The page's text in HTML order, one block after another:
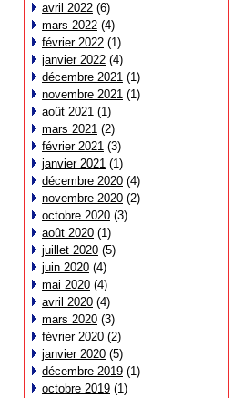
avril 2022 (6)
mars 2022 (4)
février 2022 (1)
janvier 2022 (4)
décembre 2021 (1)
novembre 2021 (1)
août 2021 (1)
mars 2021 (2)
février 2021 (3)
janvier 2021 (1)
décembre 2020 (4)
novembre 2020 (2)
octobre 2020 (3)
août 2020 (1)
juillet 2020 (5)
juin 2020 (4)
mai 2020 (4)
avril 2020 (4)
mars 2020 (3)
février 2020 (2)
janvier 2020 (5)
décembre 2019 (1)
octobre 2019 (1)